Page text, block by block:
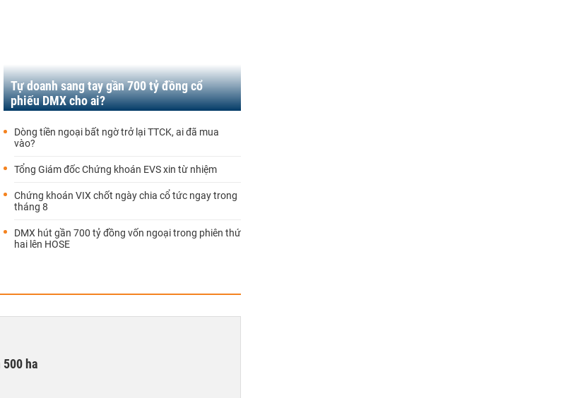
Tự doanh sang tay gần 700 tỷ đồng cổ
phiếu DMX cho ai?
Dòng tiền ngoại bất ngờ trở lại TTCK, ai đã mua
vào?
Tổng Giám đốc Chứng khoán EVS xin từ nhiệm
Chứng khoán VIX chốt ngày chia cổ tức ngay trong
tháng 8
DMX hút gần 700 tỷ đồng vốn ngoại trong phiên thứ
hai lên HOSE
500 ha